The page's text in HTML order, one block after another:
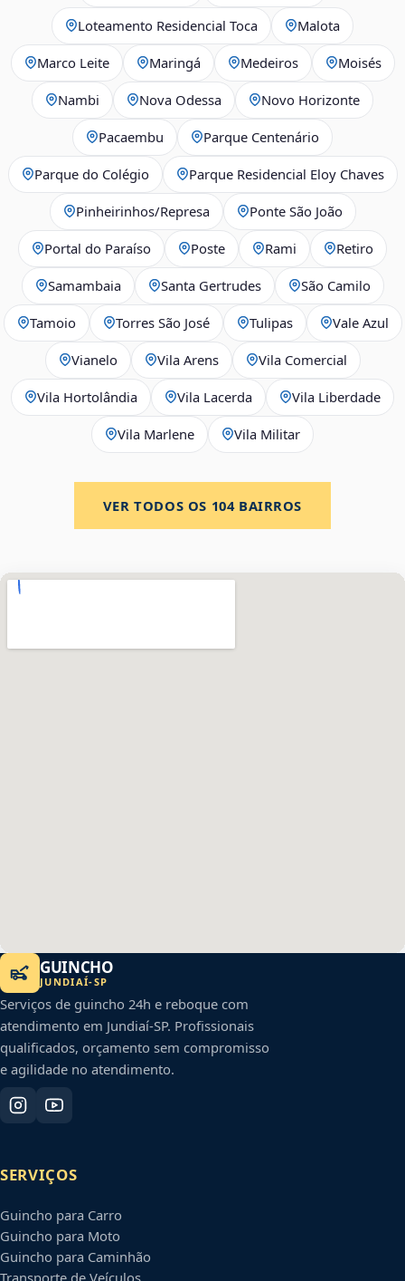
Loteamento Residencial Toca Malota
Marco Leite Maringá Medeiros Moisés
Nambi Nova Odessa Novo Horizonte
Pacaembu Parque Centenário
Parque do Colégio Parque Residencial Eloy Chaves
Pinheirinhos/Represa Ponte São João
Portal do Paraíso Poste Rami Retiro
Samambaia Santa Gertrudes São Camilo
Tamoio Torres São José Tulipas Vale Azul
Vianelo Vila Arens Vila Comercial
Vila Hortolândia Vila Lacerda Vila Liberdade
Vila Marlene Vila Militar
VER TODOS OS 104BAIRROS
GUINCHO
JUNDIAÍ-SP
Serviços de guincho 24h e reboque com
atendimento em Jundiaí-SP. Profissionais
qualificados, orçamento sem compromisso
e agilidade no atendimento.
SERVIÇOS
Guincho para Carro
Guincho para Moto
Guincho para Caminhão
Transporte de Veículos